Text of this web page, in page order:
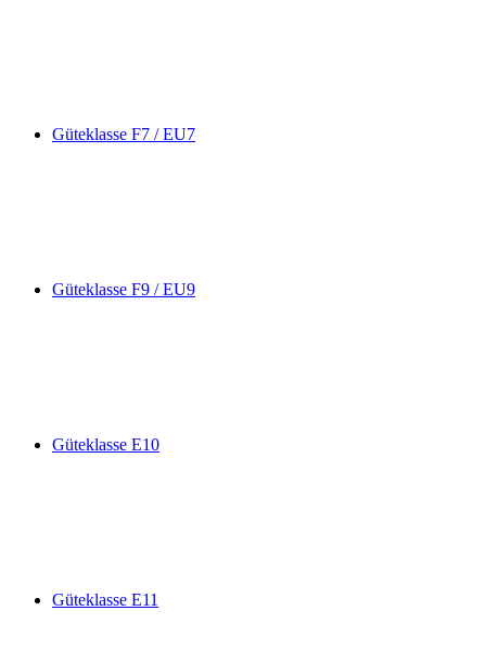
Güteklasse F7 / EU7
Güteklasse F9 / EU9
Güteklasse E10
Güteklasse E11